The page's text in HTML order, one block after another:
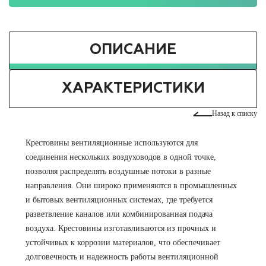
ОПИСАНИЕ
ХАРАКТЕРИСТИКИ
Назад к списку
Крестовины вентиляционные используются для
соединения нескольких воздуховодов в одной точке,
позволяя распределять воздушные потоки в разные
направления. Они широко применяются в промышленных
и бытовых вентиляционных системах, где требуется
разветвление каналов или комбинированная подача
воздуха. Крестовины изготавливаются из прочных и
устойчивых к коррозии материалов, что обеспечивает
долговечность и надежность работы вентиляционной